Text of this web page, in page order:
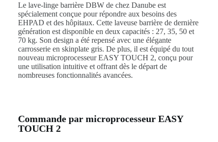
Le lave-linge barrière DBW de chez Danube est
spécialement conçue pour répondre aux besoins des
EHPAD et des hôpitaux. Cette laveuse barrière de dernière
génération est disponible en deux capacités : 27, 35, 50 et
70 kg. Son design a été repensé avec une élégante
carrosserie en skinplate gris. De plus, il est équipé du tout
nouveau microprocesseur EASY TOUCH 2, conçu pour
une utilisation intuitive et offrant dès le départ de
nombreuses fonctionnalités avancées.
Commande par microprocesseur EASY
TOUCH 2